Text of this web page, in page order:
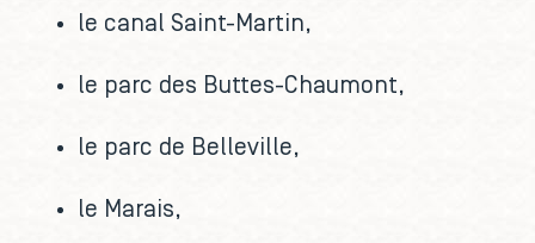
le canal Saint-Martin,
le parc des Buttes-Chaumont,
le parc de Belleville,
le Marais,